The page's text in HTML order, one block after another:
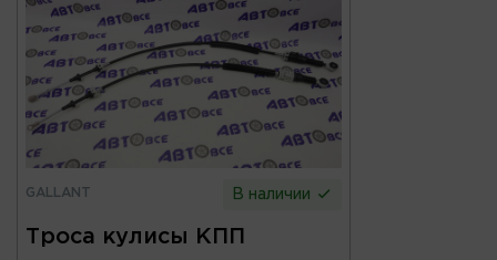
GALLANT В наличии
Троса кулисы КПП